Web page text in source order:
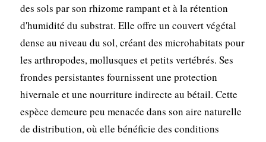
des sols par son rhizome rampant et à la rétention
d'humidité du substrat. Elle offre un couvert végétal
dense au niveau du sol, créant des microhabitats pour
les arthropodes, mollusques et petits vertébrés. Ses
frondes persistantes fournissent une protection
hivernale et une nourriture indirecte au bétail. Cette
espèce demeure peu menacée dans son aire naturelle
de distribution, où elle bénéficie des conditions